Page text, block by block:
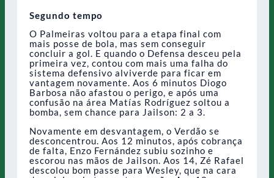
Segundo tempo
O Palmeiras voltou para a etapa final com
mais posse de bola, mas sem conseguir
concluir a gol. E quando o Defensa desceu pela
primeira vez, contou com mais uma falha do
sistema defensivo alviverde para ficar em
vantagem novamente. Aos 6 minutos Diogo
Barbosa não afastou o perigo, e após uma
confusão na área Matías Rodríguez soltou a
bomba, sem chance para Jailson: 2 a 3.
Novamente em desvantagem, o Verdão se
desconcentrou. Aos 12 minutos, após cobrança
de falta, Enzo Fernández subiu sozinho e
escorou nas mãos de Jailson. Aos 14, Zé Rafael
descolou bom passe para Wesley, que na cara